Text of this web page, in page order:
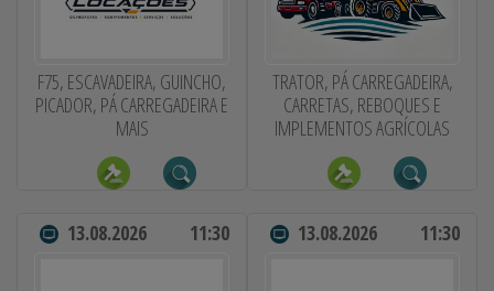
F75, ESCAVADEIRA, GUINCHO,
PICADOR, PÁ CARREGADEIRA E
MAIS
TRATOR, PÁ CARREGADEIRA,
CARRETAS, REBOQUES E
IMPLEMENTOS AGRÍCOLAS
13.08.2026 11:30 13.08.2026 11:30